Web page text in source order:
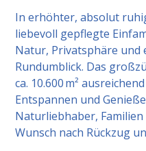
In erhöhter, absolut
liebevoll gepflegte
Natur, Privatsphäre und
Rundumblick. Das
ca. 10.600 m²
Entspannen und
Naturliebhaber,
Wunsch nach Rückzug